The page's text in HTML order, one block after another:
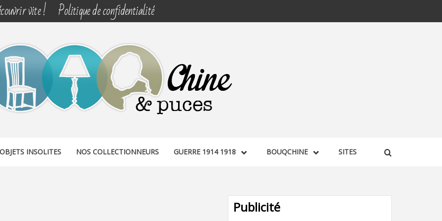
vite ! Politique de confidentialité
PUCES
OBJETS INSOLITES NOS COLLECTIONNEURS GUERRE 1914 1918 BOUQCHINE SITES
Publicité